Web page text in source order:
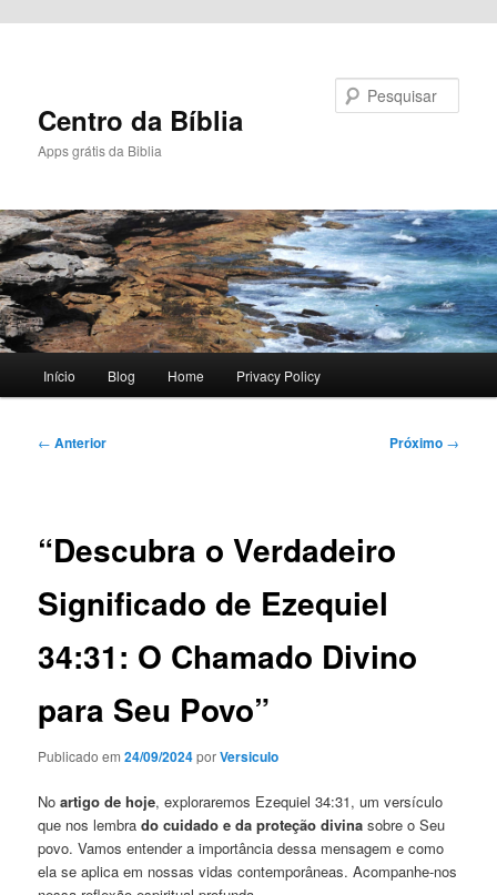
Centro da Bíblia
Apps grátis da Biblia
principal
Início Blog Home Privacy Policy
Navegação
← Anterior Próximo →
“Descubra o Verdadeiro
Significado de Ezequiel
34:31: O Chamado Divino
para Seu Povo”
Publicado em24/09/2024porVersiculo
Noartigo de hoje, exploraremos Ezequiel 34:31, um versículo
que nos lembrado cuidado e da proteção divina sobre o Seu
povo. Vamos entender a importância dessa mensagem e como
ela se aplica em nossas vidas contemporâneas. Acompanhe-nos